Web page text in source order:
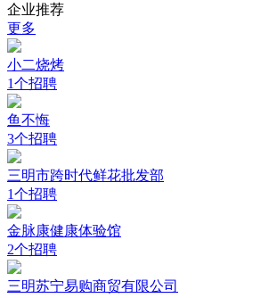
企业推荐
更多
小二烧烤
1个招聘
鱼不悔
3个招聘
三明市跨时代鲜花批发部
1个招聘
金脉康健康体验馆
2个招聘
三明苏宁易购商贸有限公司